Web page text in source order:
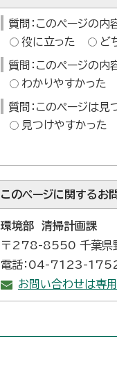
質問：このページの内
役に立った
ど
質問：このページの
わかりやすかった
質問：このページは見
見つけやすかった
このページに関するお
環境部 清掃計画課
〒278-8550 千葉県
電話：04-7123-
お問い合わせは専用